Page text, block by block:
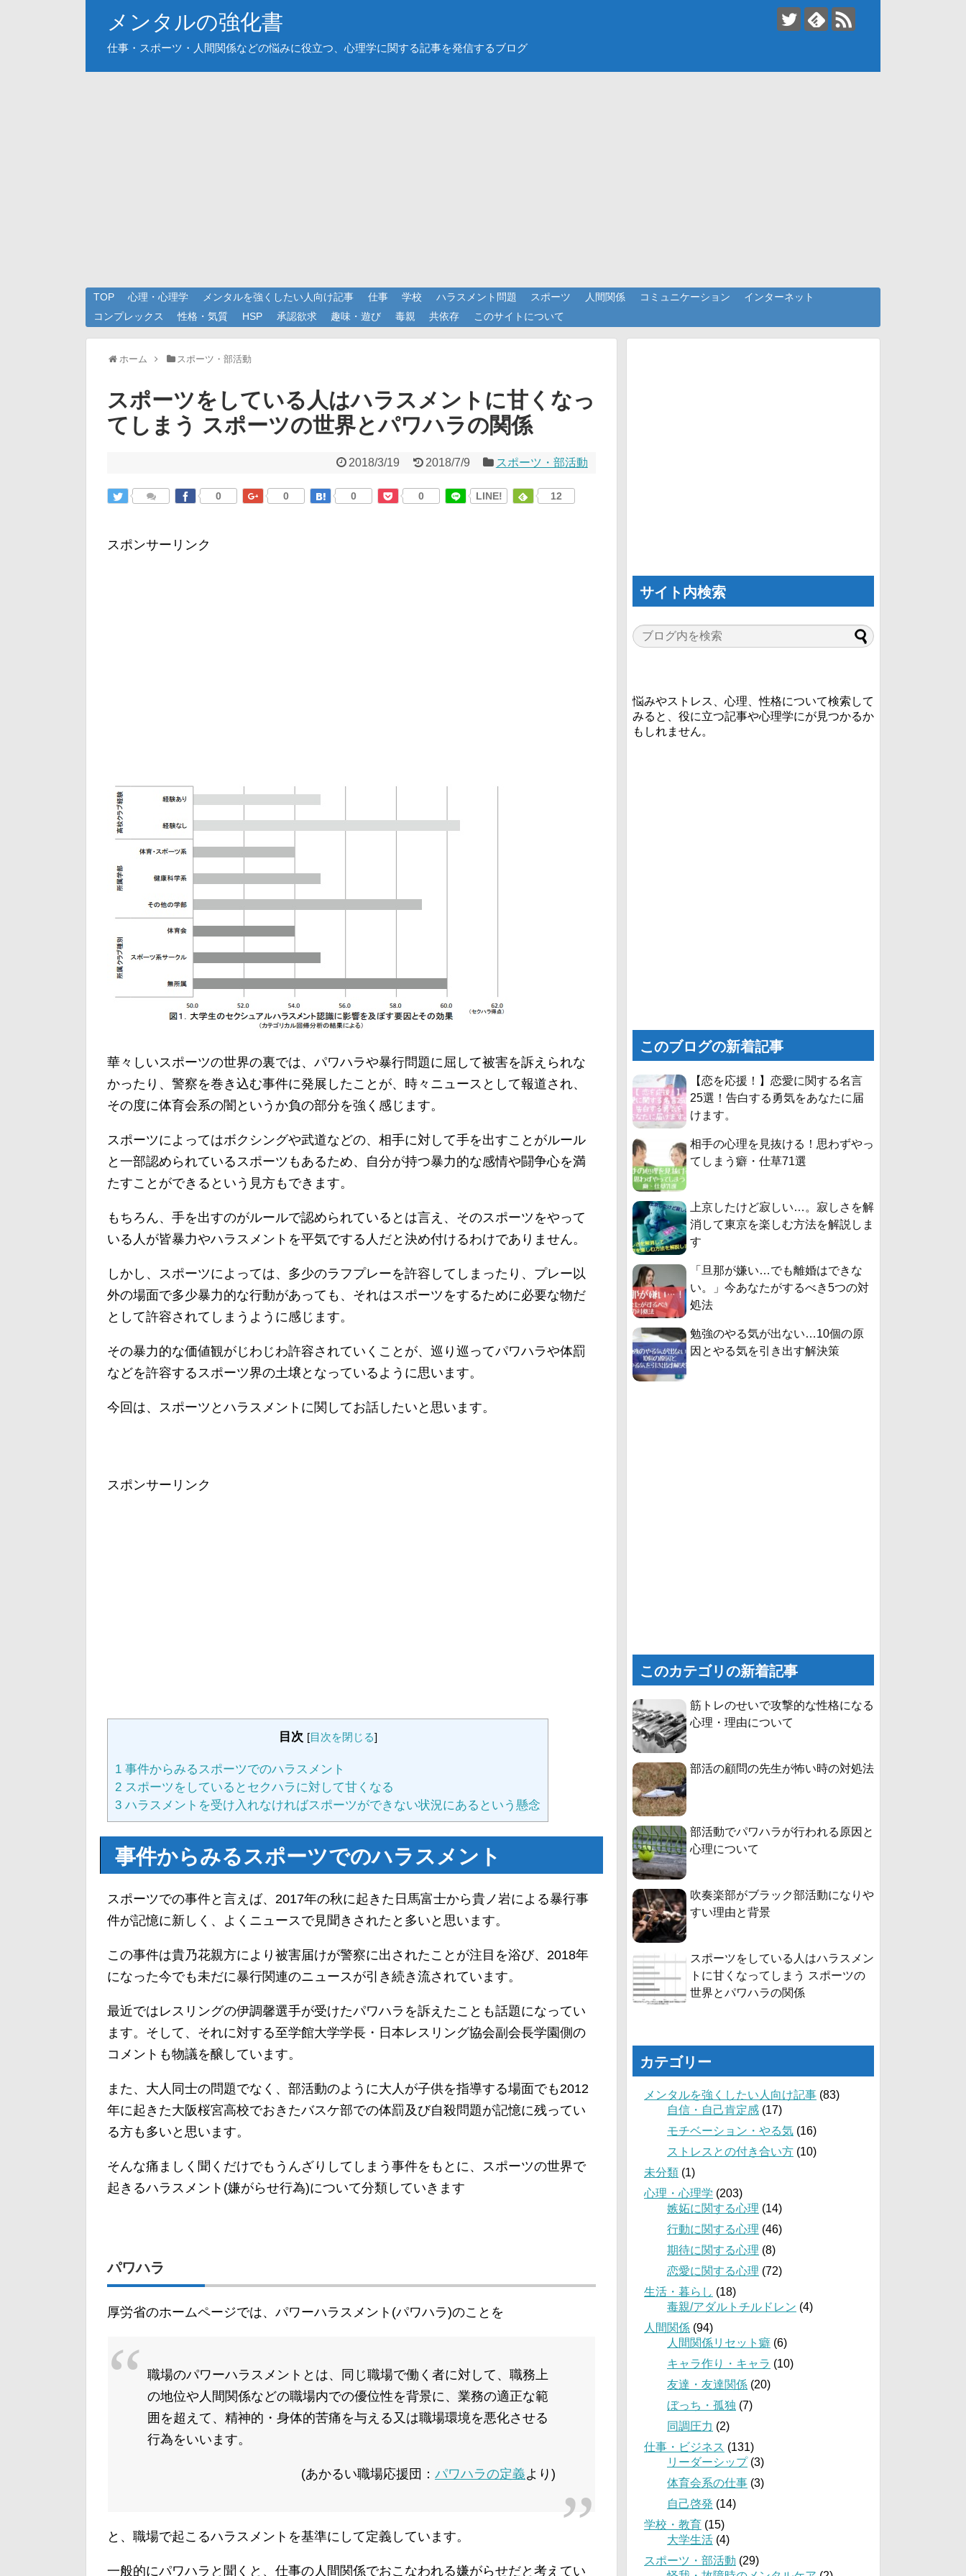
メンタルの強化書
仕事・スポーツ・人間関係などの悩みに役立つ、心理学に関する記事を発信するブログ
TOP 心理・心理学 メンタルを強くしたい人向け記事 仕事 学校 ハラスメント問題 スポーツ 人間関係 コミュニケーション
インターネット
コンプレックス
性格・気質 HSP 承認欲求 趣味・遊び 毒親 共依存 このサイトについて
ホーム スポーツ・部活動
スポーツをしている人はハラスメントに甘くなっ
てしまう スポーツの世界とパワハラの関係
2018/3/19 2018/7/9 スポーツ・部活動
0 0 0 0 LINE! 12
スポンサーリンク
華々しいスポーツの世界の裏では、パワハラや暴行問題に屈して被害を訴えられな
かったり、警察を巻き込む事件に発展したことが、時々ニュースとして報道され、
その度に体育会系の闇というか負の部分を強く感じます。
スポーツによってはボクシングや武道などの、相手に対して手を出すことがルール
と一部認められているスポーツもあるため、自分が持つ暴力的な感情や闘争心を満
たすことができるという見方もできます。
もちろん、手を出すのがルールで認められているとは言え、そのスポーツをやって
いる人が皆暴力やハラスメントを平気でする人だと決め付けるわけでありません。
しかし、スポーツによっては、多少のラフプレーを許容してしまったり、プレー以
外の場面で多少暴力的な行動があっても、それはスポーツをするために必要な物だ
として許容されてしまうように感じます。
その暴力的な価値観がじわじわ許容されていくことが、巡り巡ってパワハラや体罰
などを許容するスポーツ界の土壌となっているように思います。
今回は、スポーツとハラスメントに関してお話したいと思います。
スポンサーリンク
目次 [目次を閉じる]
1 事件からみるスポーツでのハラスメント
2 スポーツをしているとセクハラに対して甘くなる
3 ハラスメントを受け入れなければスポーツができない状況にあるという懸念
事件からみるスポーツでのハラスメント
スポーツでの事件と言えば、2017年の秋に起きた日馬富士から貴ノ岩による暴行事
件が記憶に新しく、よくニュースで見聞きされたと多いと思います。
この事件は貴乃花親方により被害届けが警察に出されたことが注目を浴び、2018年
になった今でも未だに暴行関連のニュースが引き続き流されています。
最近ではレスリングの伊調馨選手が受けたパワハラを訴えたことも話題になってい
ます。そして、それに対する至学館大学学長・日本レスリング協会副会長学園側の
コメントも物議を醸しています。
また、大人同士の問題でなく、部活動のように大人が子供を指導する場面でも2012
年に起きた大阪桜宮高校でおきたバスケ部での体罰及び自殺問題が記憶に残ってい
る方も多いと思います。
そんな痛ましく聞くだけでもうんざりしてしまう事件をもとに、スポーツの世界で
起きるハラスメント(嫌がらせ行為)について分類していきます
パワハラ
厚労省のホームページでは、パワーハラスメント(パワハラ)のことを
職場のパワーハラスメントとは、同じ職場で働く者に対して、職務上
の地位や人間関係などの職場内での優位性を背景に、業務の適正な範
囲を超えて、精神的・身体的苦痛を与える又は職場環境を悪化させる
行為をいいます。
(あかるい職場応援団： パワハラの定義より)
と、職場で起こるハラスメントを基準にして定義しています。
一般的にパワハラと聞くと、仕事の人間関係でおこなわれる嫌がらせだと考えてい
サイト内検索
悩みやストレス、心理、性格について検索して
みると、役に立つ記事や心理学にが見つかるか
もしれません。
このブログの新着記事
【恋を応援！】恋愛に関する名言
25選！告白する勇気をあなたに届
けます。
相手の心理を見抜ける！思わずやっ
てしまう癖・仕草71選
上京したけど寂しい…。寂しさを解
消して東京を楽しむ方法を解説しま
す
「旦那が嫌い…でも離婚はできな
い。」今あなたがするべき5つの対
処法
勉強のやる気が出ない…10個の原
因とやる気を引き出す解決策
このカテゴリの新着記事
筋トレのせいで攻撃的な性格になる
心理・理由について
部活の顧問の先生が怖い時の対処法
部活動でパワハラが行われる原因と
心理について
吹奏楽部がブラック部活動になりや
すい理由と背景
スポーツをしている人はハラスメン
トに甘くなってしまう スポーツの
世界とパワハラの関係
カテゴリー
メンタルを強くしたい人向け記事 (83)
自信・自己肯定感 (17)
モチベーション・やる気 (16)
ストレスとの付き合い方 (10)
未分類 (1)
心理・心理学 (203)
嫉妬に関する心理 (14)
行動に関する心理 (46)
期待に関する心理 (8)
恋愛に関する心理 (72)
生活・暮らし (18)
毒親/アダルトチルドレン (4)
人間関係 (94)
人間関係リセット癖 (6)
キャラ作り・キャラ (10)
友達・友達関係 (20)
ぼっち・孤独 (7)
同調圧力 (2)
仕事・ビジネス (131)
リーダーシップ(3)
体育会系の仕事 (3)
自己啓発 (14)
学校・教育 (15)
大学生活 (4)
スポーツ・部活動 (29)